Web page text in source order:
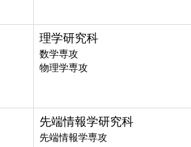
理学研究科
数学専攻
物理学専攻
先端情報学研究科
先端情報学専攻